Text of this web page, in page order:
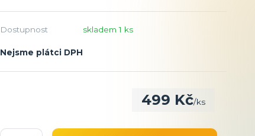
Dostupnost skladem 1 ks
Nejsme plátci DPH
499 Kč/ks